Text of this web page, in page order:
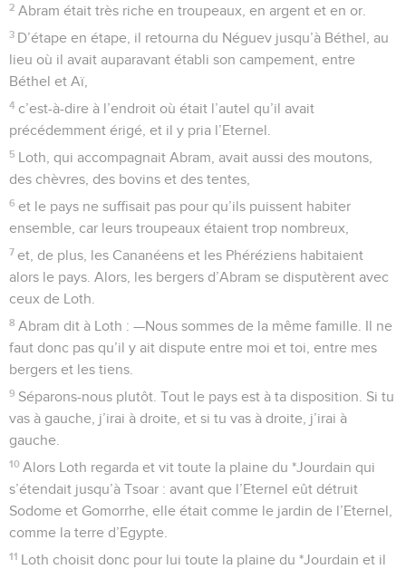
2 Abram était très riche en troupeaux, en argent et en or.
3 D’étape en étape, il retourna du Néguev jusqu’à Béthel, au
lieu où il avait auparavant établi son campement, entre
Béthel et Aï,
4 c’est-à-dire à l’endroit où était l’autel qu’il avait
précédemment érigé, et il y pria l’Eternel.
5 Loth, qui accompagnait Abram, avait aussi des moutons,
des chèvres, des bovins et des tentes,
6 et le pays ne suffisait pas pour qu’ils puissent habiter
ensemble, car leurs troupeaux étaient trop nombreux,
7 et, de plus, les Cananéens et les Phéréziens habitaient
alors le pays. Alors, les bergers d’Abram se disputèrent avec
ceux de Loth.
8 Abram dit à Loth : —Nous sommes de la même famille. Il ne
faut donc pas qu’il y ait dispute entre moi et toi, entre mes
bergers et les tiens.
9 Séparons-nous plutôt. Tout le pays est à ta disposition. Si tu
vas à gauche, j’irai à droite, et si tu vas à droite, j’irai à
gauche.
10 Alors Loth regarda et vit toute la plaine du *Jourdain qui
s’étendait jusqu’à Tsoar : avant que l’Eternel eût détruit
Sodome et Gomorrhe, elle était comme le jardin de l’Eternel,
comme la terre d’Egypte.
11 Loth choisit donc pour lui toute la plaine du *Jourdain et il